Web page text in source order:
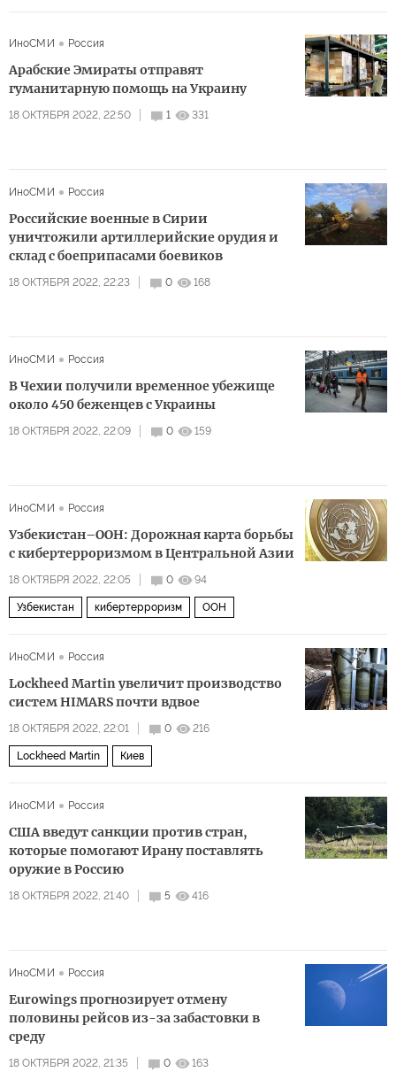
ИноСМИ Россия
Арабские Эмираты отправят
гуманитарную помощь на Украину
18 ОКТЯБРЯ 2022, 22:50 1 331
ИноСМИ Россия
Российские военные в Сирии
уничтожили артиллерийские орудия и
склад с боеприпасами боевиков
18 ОКТЯБРЯ 2022, 22:23 0 168
ИноСМИ Россия
В Чехии получили временное убежище
около 450 беженцев с Украины
18 ОКТЯБРЯ 2022, 22:09 0 159
ИноСМИ Россия
Узбекистан–ООН: Дорожная карта борьбы
с кибертерроризмом в Центральной Азии
18 ОКТЯБРЯ 2022, 22:05 0 94
Узбекистан кибертерроризм ООН
ИноСМИ Россия
Lockheed Martin увеличит производство
систем HIMARS почти вдвое
18 ОКТЯБРЯ 2022, 22:01 0 216
Lockheed Martin Киев
ИноСМИ Россия
США введут санкции против стран,
которые помогают Ирану поставлять
оружие в Россию
18 ОКТЯБРЯ 2022, 21:40 5 416
ИноСМИ Россия
Eurowings прогнозирует отмену
половины рейсов из-за забастовки в
среду
18 ОКТЯБРЯ 2022, 21:35 0 163